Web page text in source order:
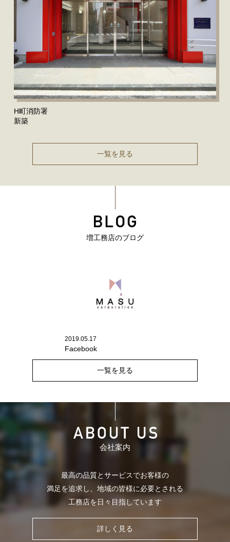
H町消防署
新築
一覧を見る
増工務店のブログ
2019.05.17
Facebook
一覧を見る
会社案内
最高の品質とサービスでお客様の
満足を追求し、 地域の皆様に必要とされる
工務店を日々目指しています
詳しく見る